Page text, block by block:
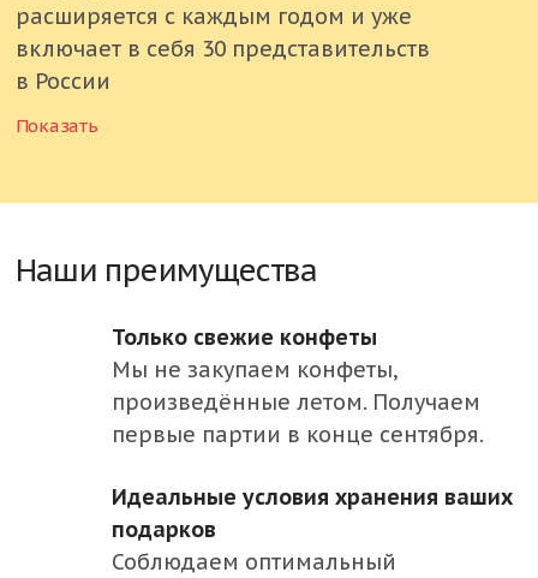
расширяется с каждым годом и уже
включает в себя 30 представительств
в России
Показать
Белгородская область
Владимирская область
Вологодская область
Ивановская область
Калужская область
Наши преимущества
Только свежие конфеты
Мы не закупаем конфеты,
произведённые летом. Получаем
первые партии в конце сентября.
Идеальные условия хранения ваших
подарков
Соблюдаем оптимальный